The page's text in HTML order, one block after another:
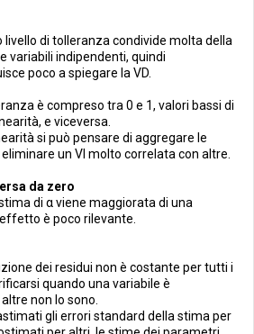
livello di tolleranza condivide molta della
variabili indipendenti, quindi
poco a spiegare la VD.
è compreso tra 0 e 1, valori bassi di
e viceversa.
si può pensare di aggregare le
un VI molto correlata con altre.
da zero
di α viene maggiorata di una
è poco rilevante.
dei residui non è costante per tutti i
quando una variabile è
non lo sono.
gli errori standard della stima per